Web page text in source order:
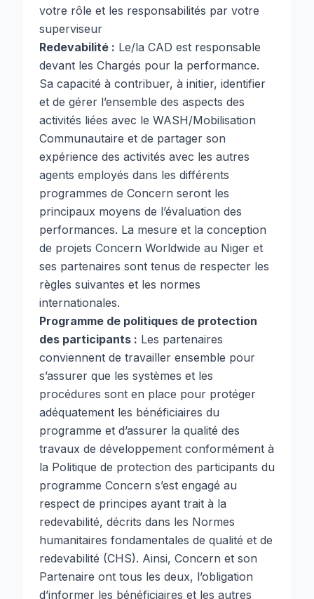
votre rôle et les responsabilités par votre
superviseur
Redevabilité : Le/la CAD est responsable
devant les Chargés pour la performance.
Sa capacité à contribuer, à initier, identifier
et de gérer l’ensemble des aspects des
activités liées avec le WASH/Mobilisation
Communautaire et de partager son
expérience des activités avec les autres
agents employés dans les différents
programmes de Concern seront les
principaux moyens de l’évaluation des
performances. La mesure et la conception
de projets Concern Worldwide au Niger et
ses partenaires sont tenus de respecter les
règles suivantes et les normes
internationales.
Programme de politiques de protection
des participants : Les partenaires
conviennent de travailler ensemble pour
s’assurer que les systèmes et les
procédures sont en place pour protéger
adéquatement les bénéficiaires du
programme et d’assurer la qualité des
travaux de développement conformément à
la Politique de protection des participants du
programme Concern s’est engagé au
respect de principes ayant trait à la
redevabilité, décrits dans les Normes
humanitaires fondamentales de qualité et de
redevabilité (CHS). Ainsi, Concern et son
Partenaire ont tous les deux, l’obligation
d’informer les bénéficiaires et les autres